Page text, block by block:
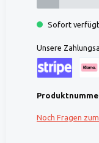
Sofort
Unsere
Noch Fragen